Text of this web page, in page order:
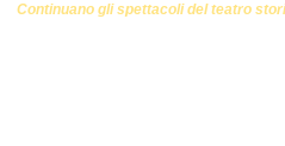
Continuano gli spettacoli del teatro